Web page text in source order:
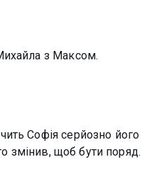
з Максом.
Софія серйозно його
змінив, щоб бути поряд.